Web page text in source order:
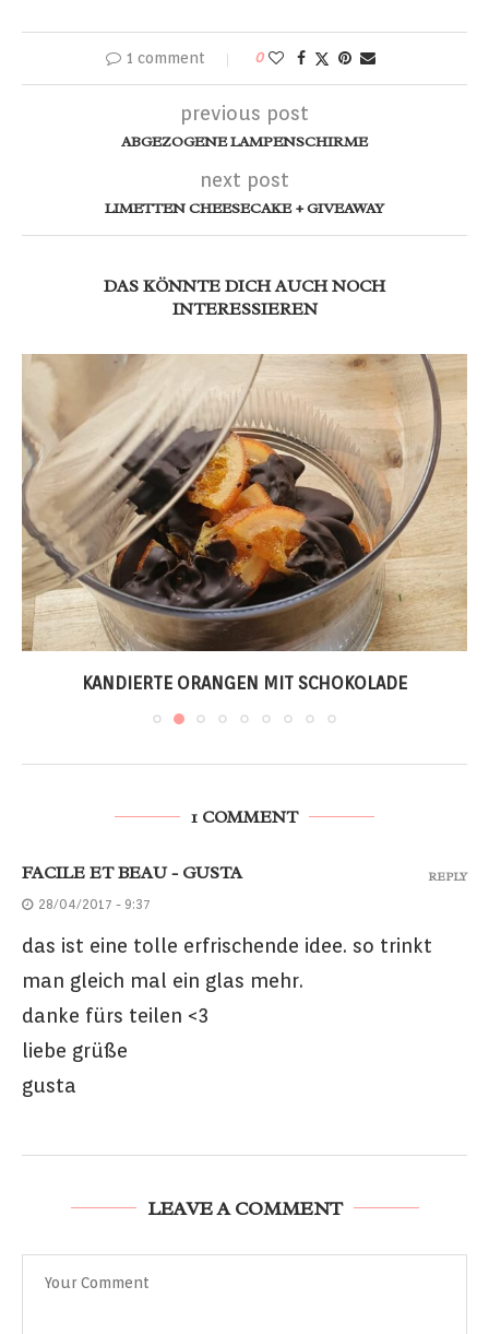
1 comment 0
previous post
ABGEZOGENE LAMPENSCHIRME
next post
LIMETTEN CHEESECAKE + GIVEAWAY
DAS KÖNNTE DICH AUCH NOCH
INTERESSIEREN
KANDIERTE ORANGEN MIT SCHOKOLADE
1 COMMENT
FACILE ET BEAU - GUSTA
28/04/2017 - 9:37
das ist eine tolle erfrischende idee. so trinkt
man gleich mal ein glas mehr.
danke fürs teilen <3
liebe grüße
gusta
REPLY
LEAVE A COMMENT